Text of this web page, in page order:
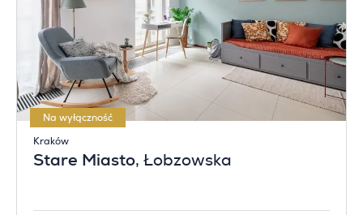
Na wyłączność
Kraków
Stare Miasto, Łobzowska